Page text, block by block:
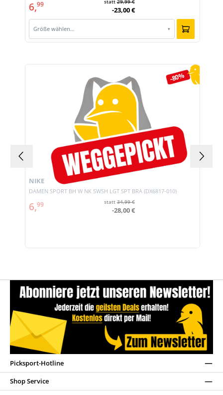
6,99 statt29,99 €
-23,00 €
Größe wählen… ▾
-80%
DAMEN SPORT BH W NK SWSH LGT SPT BRA (DX6817-010)
NIKE
6,99 statt34,99 €
-28,00 €
Picksport-Hotline
Shop Service